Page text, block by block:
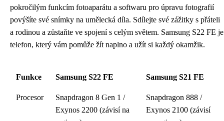
pokročilým funkcím fotoaparátu a softwaru pro úpravu fotografií
povýšíte své snímky na umělecká díla. Sdílejte své zážitky s přáteli
a rodinou a zůstaňte ve spojení s celým světem. Samsung S22 FE je
telefon, který vám pomůže žít naplno a užít si každý okamžik.
Funkce Samsung S22 FE Samsung S21 FE
Procesor
Snapdragon 8 Gen 1 /
Exynos 2200 (závisí na
Snapdragon 888 /
Exynos 2100 (závisí